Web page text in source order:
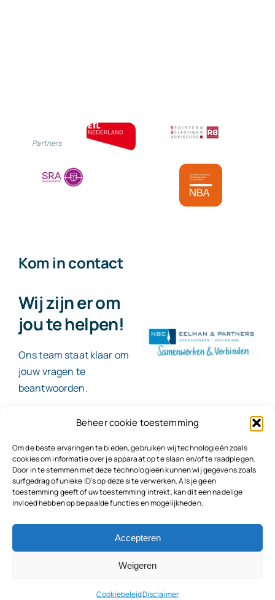
Beheer cookie toestemming
Om de beste ervaringen te bieden, gebruiken wij technologieën zoals
cookies om informatie over je apparaat op te slaan en/of te raadplegen.
Door in te stemmen met deze technologieën kunnen wij gegevens zoals
surfgedrag of unieke ID's op deze site verwerken. Als je geen
toestemming geeft of uw toestemming intrekt, kan dit een nadelige
invloed hebben op bepaalde functies en mogelijkheden.
Accepteren
Weigeren
CookiebeleidDisclaimer
Partners
Kom in contact
Wij zijn er om
jou te helpen!
Ons team staat klaar om
jouw vragen te
beantwoorden.
Contact
© 2026NBC Eelman & Partners |KvK: 78187591
Algemene voorwaarden|Disclaimer | Copyright |
Terug naar boven